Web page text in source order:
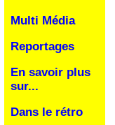
Multi Média
Reportages
En savoir plus
sur...
Dans le rétro